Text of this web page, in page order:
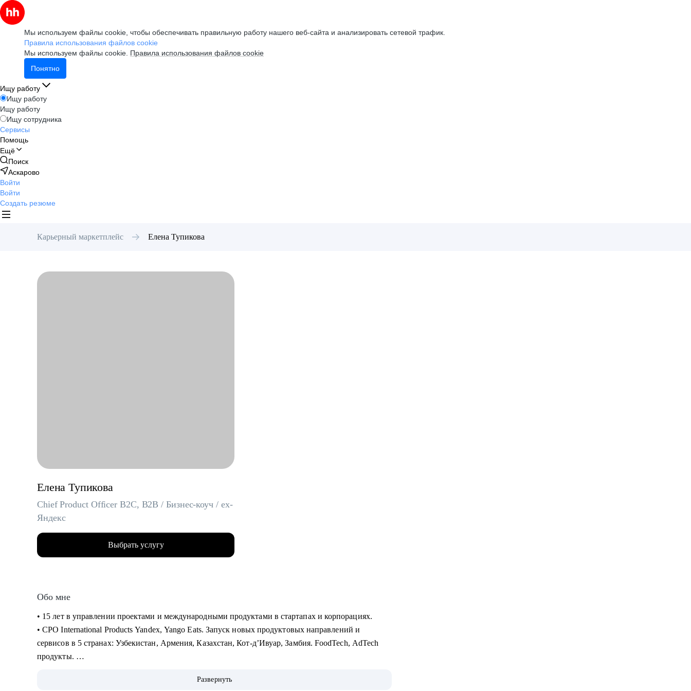
Мы используем файлы cookie, чтобы обеспечивать правильную работу нашего веб-сайта и анализировать сетевой трафик.
Правила использования файлов cookie
Мы используем файлы cookie. Правила использования файлов cookie
Понятно
Ищу работу
Ищу работу
Ищу работу
Ищу сотрудника
Сервисы
Помощь
Ещё
Поиск
Аскарово
Войти
Войти
Создать резюме
Карьерный маркетплейс Елена Тупикова
Елена Тупикова
Chief Product Officer B2C, B2B / Бизнес-коуч / ex-
Яндекс
Выбрать услугу
Обо мне
• 15 лет в управлении проектами и международными продуктами в стартапах и корпорациях.
• CPO International Products Yandex, Yango Eats. Запуск новых продуктовых направлений и
сервисов в 5 странах: Узбекистан, Армения, Казахстан, Кот-д’Ивуар, Замбия. FoodTech, AdTech
продукты.
Менеджеров Яндекса (2022-2024), автор программ по продуктовому менеджменту, спикер Бизнес-
Развернуть